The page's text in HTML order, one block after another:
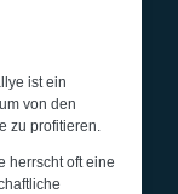
ist ein
von den
zu profitieren.
herrscht oft eine